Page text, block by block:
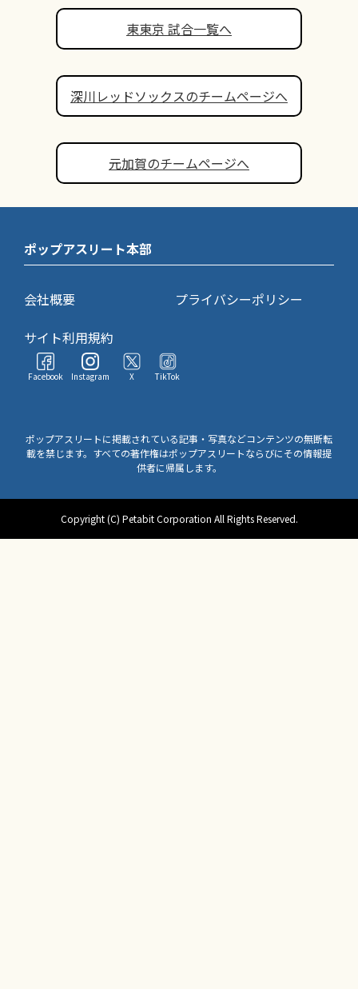
東東京 試合一覧へ
深川レッドソックスのチームページへ
元加賀のチームページへ
ポップアスリート本部
会社概要
プライバシーポリシー
サイト利用規約
Facebook Instagram X TikTok
ポップアスリートに掲載されている記事・写真などコンテンツの無断転
載を禁じます。すべての著作権はポップアスリートならびにその情報提
供者に帰属します。
Copyright (C) Petabit Corporation All Rights Reserved.